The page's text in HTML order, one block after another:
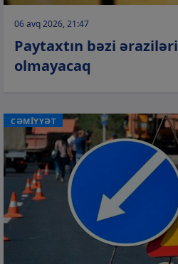
06 avq 2026, 21:47
Paytaxtın bəzi
olmayacaq
CƏMİYYƏT